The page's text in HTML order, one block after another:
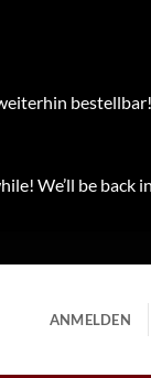
We’ll be back
ANMELDEN